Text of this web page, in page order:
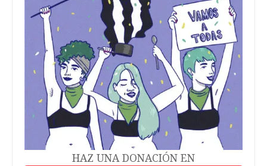
HAZ UNA DONACIÓN EN